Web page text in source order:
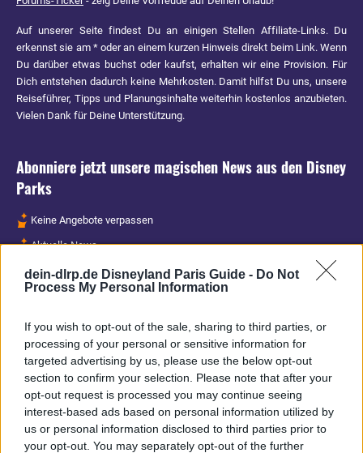
dein-dlrp.de Disneyland Paris Guide - Do Not
Process My Personal Information
If you wish to opt-out of the sale, sharing to third parties, or
processing of your personal or sensitive information for
targeted advertising by us, please use the below opt-out
section to confirm your selection. Please note that after your
opt-out request is processed you may continue seeing
interest-based ads based on personal information utilized by
us or personal information disclosed to third parties prior to
your opt-out. You may separately opt-out of the further
Auf unserer Seite findest Du an einigen Stellen Affiliate-Links. Du
erkennst sie am * oder an einem kurzen Hinweis direkt beim Link. Wenn
Du darüber etwas buchst oder kaufst, erhalten wir eine Provision. Für
Dich entstehen dadurch keine Mehrkosten. Damit hilfst Du uns, unsere
Reiseführer, Tipps und Planungsinhalte weiterhin kostenlos anzubieten.
Vielen Dank für Deine Unterstützung.
Abonniere jetzt unsere magischen News aus den Disney
Parks
Keine Angebote verpassen
Aktuelle News
Spannende Lesetipps
Gratis und jederzeit kündbar